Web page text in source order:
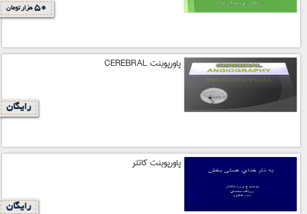
50 هزار تومان
پاورپوینت CEREBRAL
رایگان
پاورپوینت كاتتر
رایگان